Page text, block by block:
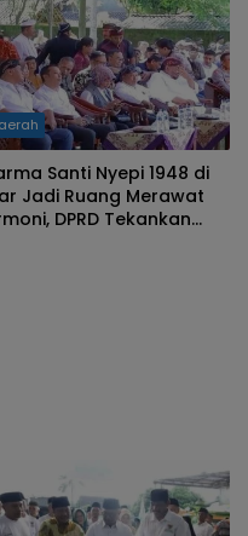
Santi Nyepi 1948 di
Jadi Ruang Merawat
DPRD Tekankan